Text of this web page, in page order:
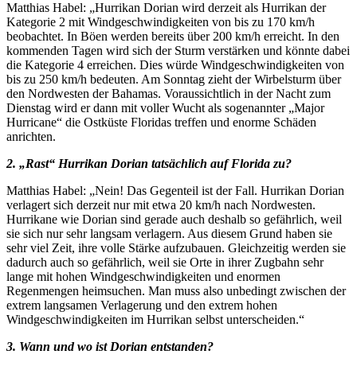
Matthias Habel: „Hurrikan Dorian wird derzeit als Hurrikan der
Kategorie 2 mit Windgeschwindigkeiten von bis zu 170 km/h
beobachtet. In Böen werden bereits über 200 km/h erreicht. In den
kommenden Tagen wird sich der Sturm verstärken und könnte dabei
die Kategorie 4 erreichen. Dies würde Windgeschwindigkeiten von
bis zu 250 km/h bedeuten. Am Sonntag zieht der Wirbelsturm über
den Nordwesten der Bahamas. Voraussichtlich in der Nacht zum
Dienstag wird er dann mit voller Wucht als sogenannter „Major
Hurricane“ die Ostküste Floridas treffen und enorme Schäden
anrichten.
2. „Rast“ Hurrikan Dorian tatsächlich auf Florida zu?
Matthias Habel: „Nein! Das Gegenteil ist der Fall. Hurrikan Dorian
verlagert sich derzeit nur mit etwa 20 km/h nach Nordwesten.
Hurrikane wie Dorian sind gerade auch deshalb so gefährlich, weil
sie sich nur sehr langsam verlagern. Aus diesem Grund haben sie
sehr viel Zeit, ihre volle Stärke aufzubauen. Gleichzeitig werden sie
dadurch auch so gefährlich, weil sie Orte in ihrer Zugbahn sehr
lange mit hohen Windgeschwindigkeiten und enormen
Regenmengen heimsuchen. Man muss also unbedingt zwischen der
extrem langsamen Verlagerung und den extrem hohen
Windgeschwindigkeiten im Hurrikan selbst unterscheiden.“
3. Wann und wo ist Dorian entstanden?